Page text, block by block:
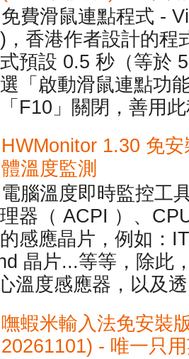
免費滑鼠連點程式 -
，香港作者設計的程
預設 0.5 秒（等於
「啟動滑鼠連點功
F10」關閉，善用
HWMonitor 1.30 免
體溫度監測
電腦溫度即時監控工
器（ ACPI ）、
感應晶片，例如：
晶片...等等，除此
溫度感應器，以及
嘸蝦米輸入法免安裝
20261101) - 唯一只